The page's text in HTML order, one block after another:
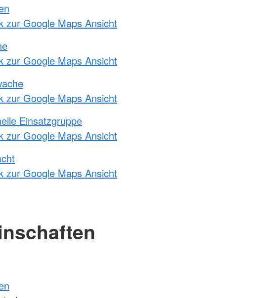
zur Google Maps Ansicht
zur Google Maps Ansicht
zur Google Maps Ansicht
Einsatzgruppe
zur Google Maps Ansicht
zur Google Maps Ansicht